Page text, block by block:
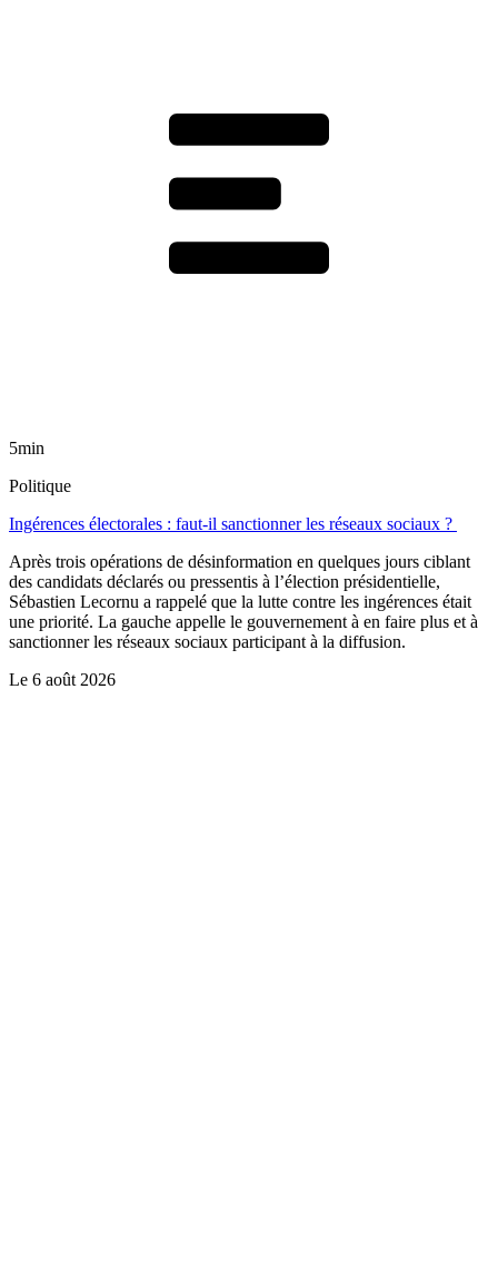
5min
Politique
Ingérences électorales : faut-il sanctionner les réseaux sociaux ?
Après trois opérations de désinformation en quelques jours ciblant
des candidats déclarés ou pressentis à l’élection présidentielle,
Sébastien Lecornu a rappelé que la lutte contre les ingérences était
une priorité. La gauche appelle le gouvernement à en faire plus et à
sanctionner les réseaux sociaux participant à la diffusion.
Le 6 août 2026